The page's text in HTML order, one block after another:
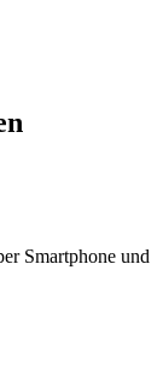
Smartphone und